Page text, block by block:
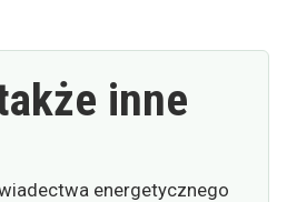
inne
energetycznego